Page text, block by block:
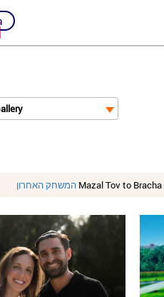
המשחק האחרון Mazal Tov to